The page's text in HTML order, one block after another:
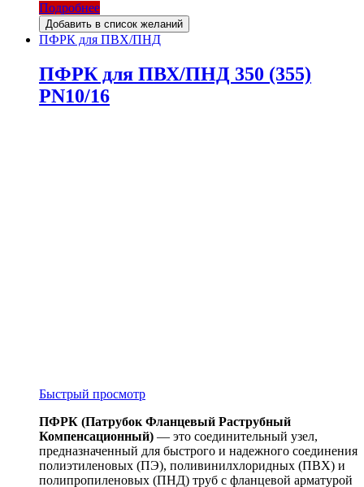
Подробнее
Добавить в список желаний
ПФРК для ПВХ/ПНД
ПФРК для ПВХ/ПНД 350 (355)
PN10/16
Быстрый просмотр
ПФРК (Патрубок Фланцевый Раструбный
Компенсационный) — это соединительный узел,
предназначенный для быстрого и надежного соединения
полиэтиленовых (ПЭ), поливинилхлоридных (ПВХ) и
полипропиленовых (ПНД) труб с фланцевой арматурой